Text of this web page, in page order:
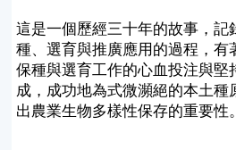
這是一個歷經三十年的故事，記
種、選育與推廣應用的過程，有
保種與選育工作的心血投注與堅
成，成功地為式微瀕絕的本土種
出農業生物多樣性保存的重要性。